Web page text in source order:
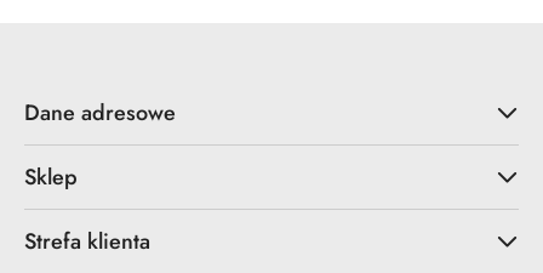
Dane adresowe
Sklep
Strefa klienta